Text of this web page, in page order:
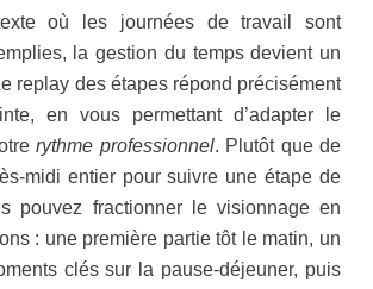
où les journées de travail sont
la gestion du temps devient un
replay des étapes répond précisément
en vous permettant d’adapter le
rythme professionnel. Plutôt que de
midi entier pour suivre une étape de
pouvez fractionner le visionnage en
: une première partie tôt le matin, un
clés sur la pause-déjeuner, puis